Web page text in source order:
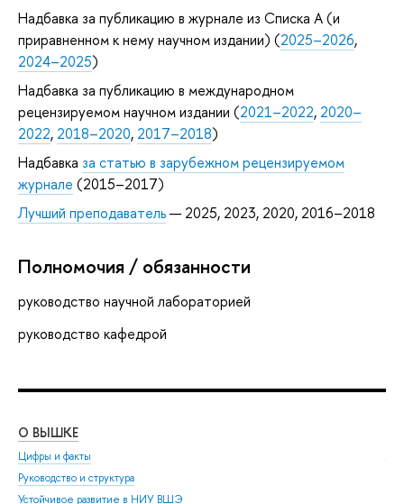
Надбавка за публикацию в журнале из Списка А (и
приравненном к нему научном издании) (2025–2026,
2024–2025)
Надбавка за публикацию в международном
рецензируемом научном издании (2021–2022, 2020–
2022, 2018–2020, 2017–2018)
Надбавка за статью в зарубежном рецензируемом
журнале (2015–2017)
Лучший преподаватель— 2025, 2023, 2020, 2016–2018
Полномочия / обязанности
руководство научной лабораторией
руководство кафедрой
О ВЫШКЕ
Цифры и факты
Руководство и структура
Устойчивое развитие в НИУ ВШЭ